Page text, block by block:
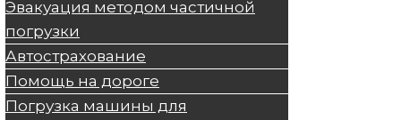
Эвакуация методом частичной
погрузки
Автострахование
Помощь на дороге
Погрузка машины для